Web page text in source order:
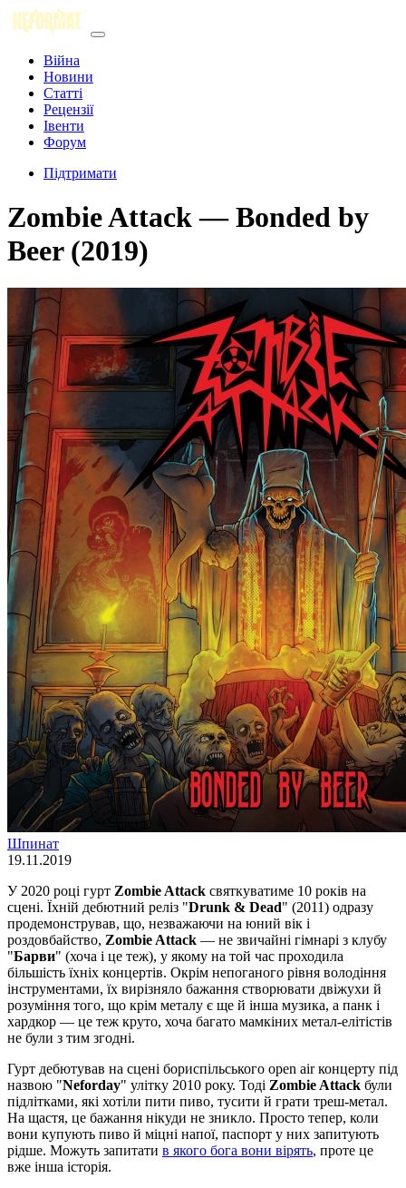
Війна
Новини
Статті
Рецензії
Івенти
Форум
Підтримати
Zombie Attack — Bonded by
Beer (2019)
Шпинат
19.11.2019
У 2020 році гурт Zombie Attack святкуватиме 10 років на
сцені. Їхній дебютний реліз "Drunk & Dead" (2011) одразу
продемонстрував, що, незважаючи на юний вік і
роздовбайство, Zombie Attack — не звичайні гімнарі з клубу
"Барви" (хоча і це теж), у якому на той час проходила
більшість їхніх концертів. Окрім непоганого рівня володіння
інструментами, їх вирізняло бажання створювати двіжухи й
розуміння того, що крім металу є ще й інша музика, а панк і
хардкор — це теж круто, хоча багато мамкіних метал-елітістів
не були з тим згодні.
Гурт дебютував на сцені бориспільського open air концерту під
назвою "Neforday" улітку 2010 року. Тоді Zombie Attack були
підлітками, які хотіли пити пиво, тусити й грати треш-метал.
На щастя, це бажання нікуди не зникло. Просто тепер, коли
вони купують пиво й міцні напої, паспорт у них запитують
рідше. Можуть запитати в якого бога вони вірять, проте це
вже інша історія.